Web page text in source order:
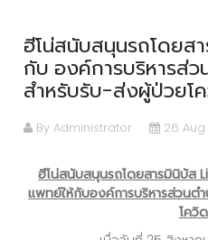
ฮีโน่สนับสนุนรถโดยสา
กับ องค์การบริหารส่ว
สำหรับรับ-ส่งผู้ป่วยโ
By Administrator 26 Aug
ฮีโน่สนับสนุนรถโดยสารมินิบัส
แพทย์ให้กับองค์การบริหารส่วนต
โควิ